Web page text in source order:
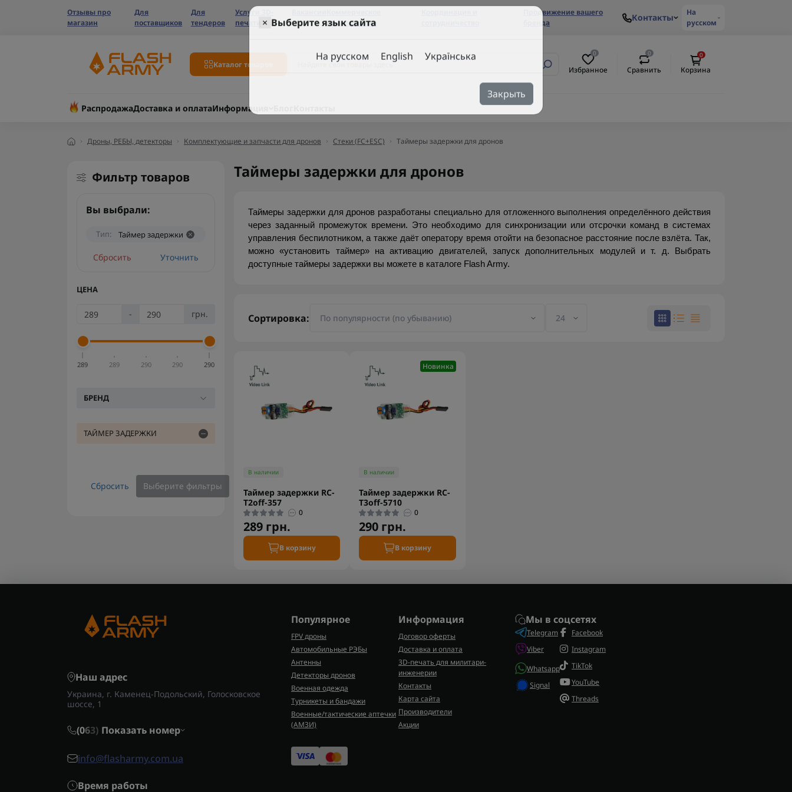
Отзывы про
магазин
Для
поставщиков
Для
тендеров
Услуги 3D-
печати
предложение
Продвижение вашего
бренда
Контакты
На
русском
Каталог товаров
0
Избранное
0
Сравнить
0
Корзина
РаспродажаДоставка и оплатаИнформация
Дроны, РЕБЫ, детекторы Комплектующие и запчасти для дронов Стеки (FC+ESC) Таймеры задержки для дронов
Закрыть
Фильтр товаров
Вы выбрали:
Тип: Таймер задержки
Сбросить Уточнить
ЦЕНА
- грн.
289 289 290 290 290
БРЕНД
ТАЙМЕР ЗАДЕРЖКИ
Сбросить Выберите фильтры
Таймеры задержки для дронов
Таймеры задержки для дронов разработаны специально для отложенного выполнения определённого действия
через заданный промежуток времени. Это необходимо для синхронизации или отсрочки команд в системах
управления беспилотником, а также даёт оператору время отойти на безопасное расстояние после взлёта. Так,
можно «установить таймер» на активацию двигателей, запуск дополнительных модулей и т. д. Выбрать
доступные таймеры задержки вы можете в каталоге Flash Army.
Сортировка:
В наличии
Таймер задержки RC-
T2off-357
0
289 грн.
В корзину
Новинка
В наличии
Таймер задержки RC-
T3off-5710
0
290 грн.
В корзину
Наш адрес
Украина, г. Каменец-Подольский, Голосковское
шоссе, 1
(063) Показать номер
info@flasharmy.com.ua
Время работы
Популярное
FPV дроны
Автомобильные РЭБы
Антенны
Детекторы дронов
Военная одежда
Турникеты и бандажи
Военные/тактические аптечки
(AMЗИ)
Информация
Договор оферты
Доставка и оплата
3D-печать для милитари-
инженерии
Контакты
Карта сайта
Производители
Акции
Мы в соцсетях
Telegram
Viber
Whatsapp
Signal
Facebook
Instagram
TikTok
YouTube
Threads